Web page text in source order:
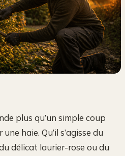
plus qu’un simple coup
haie. Qu’il s’agisse du
délicat laurier-rose ou du